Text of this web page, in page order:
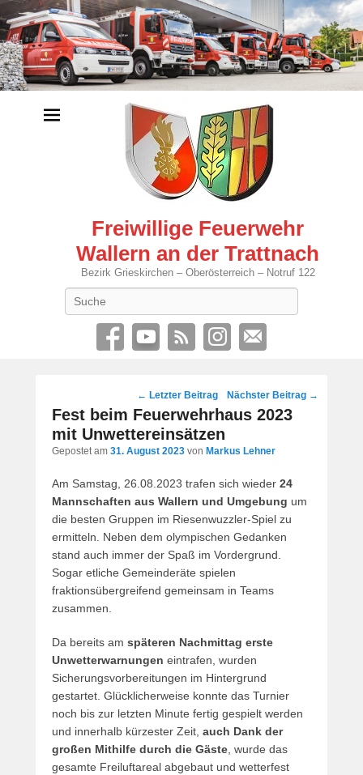
Freiwillige Feuerwehr
Wallern an der Trattnach
Bezirk Grieskirchen – Oberösterreich – Notruf 122
Post
navigation
← Letzter Beitrag Nächster Beitrag →
Fest beim Feuerwehrhaus 2023
mit Unwettereinsätzen
Gepostet am 31. August 2023 von Markus Lehner
Am Samstag, 26.08.2023 trafen sich wieder 24
Mannschaften aus Wallern und Umgebung um
die besten Gruppen im Riesenwuzzler-Spiel zu
ermitteln. Neben dem olympischen Gedanken
stand auch immer der Spaß im Vordergrund.
Sogar etliche Gemeinderäte spielen
fraktionsübergreifend gemeinsam in Teams
zusammen.
Da bereits am späteren Nachmittag erste
Unwetterwarnungen eintrafen, wurden
Sicherungsvorbereitungen im Hintergrund
gestartet. Glücklicherweise konnte das Turnier
noch bis zur letzten Minute fertig gespielt werden
und innerhalb kürzester Zeit, auch Dank der
großen Mithilfe durch die Gäste , wurde das
gesamte Freiluftareal abgebaut und wetterfest